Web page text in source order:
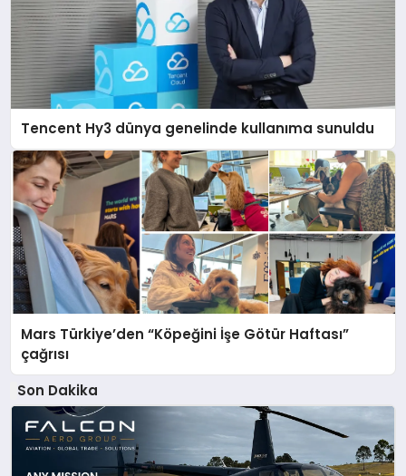
Tencent Hy3 dünya genelinde kullanıma sunuldu
Mars Türkiye’den “Köpeğini İşe Götür Haftası”
çağrısı
Son Dakika